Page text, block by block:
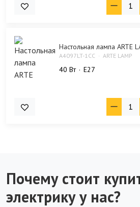
Настольная лампа ARTE
A4097LT-1CC ARTE LAMP
40 Bт E27
Почему стоит
электрику у нас?